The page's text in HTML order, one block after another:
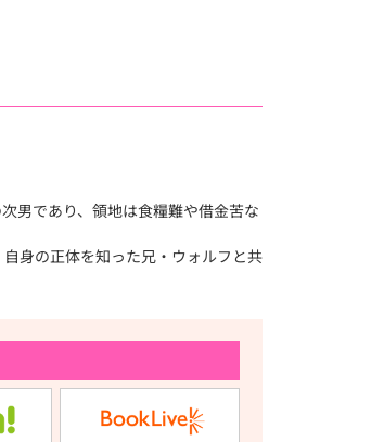
男であり、領地は食糧難や借金苦な
身の正体を知った兄・ウォルフと共